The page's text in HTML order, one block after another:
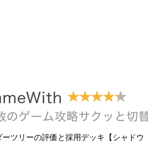
ーツリーの評価と採用デッキ【シャドウ